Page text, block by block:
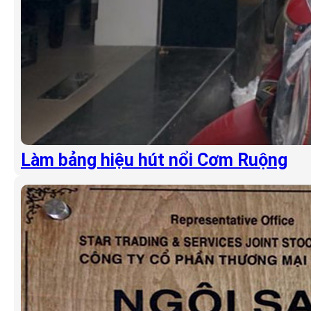
Làm bảng hiệu hút nổi Cơm Ruộng